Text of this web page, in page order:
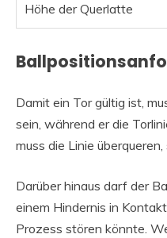
Höhe der Querlatte
Damit ein Tor gültig ist,
sein, während er die
muss die Linie
Darüber hinaus darf der
einem Hindernis in
Prozess stören könnte.